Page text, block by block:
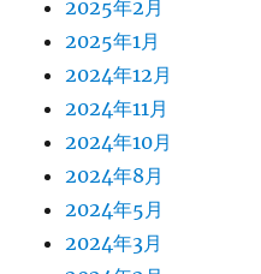
2025年2月
2025年1月
2024年12月
2024年11月
2024年10月
2024年8月
2024年5月
2024年3月